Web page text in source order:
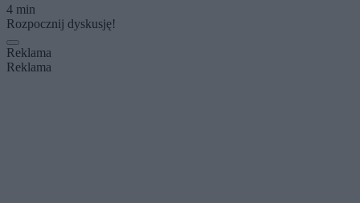
4 min
Rozpocznij dyskusję!
Reklama
Reklama